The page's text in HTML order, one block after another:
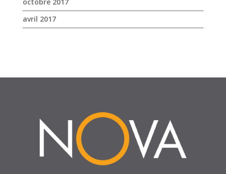
SUIVEZ-NOUS